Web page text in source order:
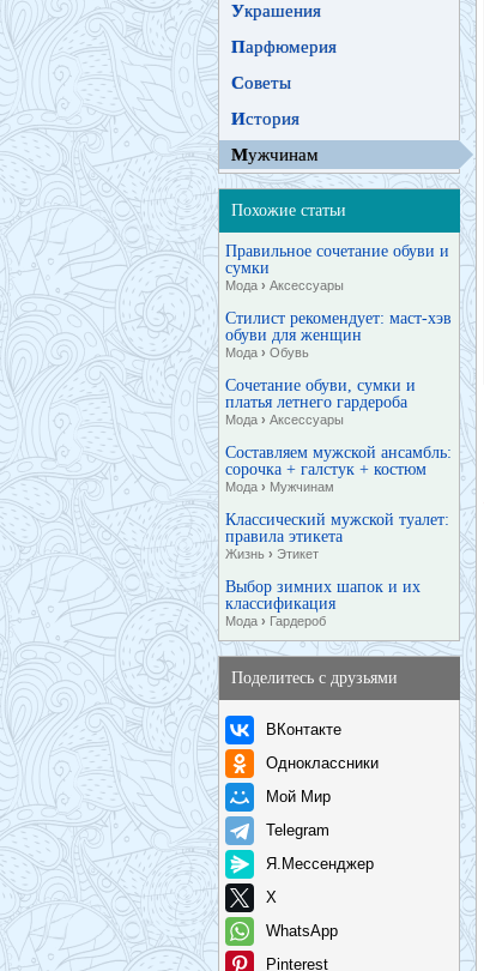
Украшения
Парфюмерия
Советы
История
Мужчинам
Похожие статьи
Правильное сочетание обуви и
сумки
Мода › Аксессуары
Стилист рекомендует: маст-хэв
обуви для женщин
Мода › Обувь
Сочетание обуви, сумки и
платья летнего гардероба
Мода › Аксессуары
Составляем мужской ансамбль:
сорочка + галстук + костюм
Мода › Мужчинам
Классический мужской туалет:
правила этикета
Жизнь › Этикет
Выбор зимних шапок и их
классификация
Мода › Гардероб
Поделитесь с друзьями
ВКонтакте
Одноклассники
Мой Мир
Telegram
Я.Мессенджер
X
WhatsApp
Pinterest